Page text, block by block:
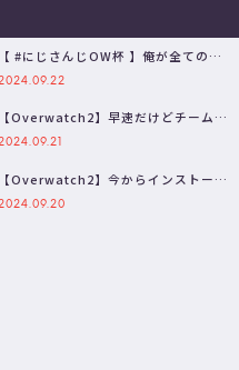
【 #にじさんじOW杯 】俺が全てのヘ
イトとダメージを受け持ついろんな…
【Overwatch2】早速だけどチーム対
抗戦練習するぞ！ｗ【不破湊/…
【Overwatch2】今からインストール
するぞ！！ｗ【不破湊/にじさ…
2024.09.20